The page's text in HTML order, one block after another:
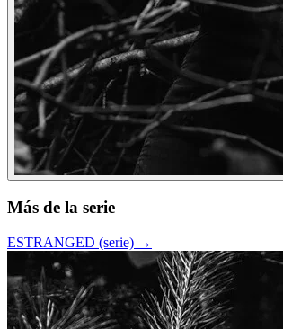
Más de la serie
ESTRANGED (serie) →